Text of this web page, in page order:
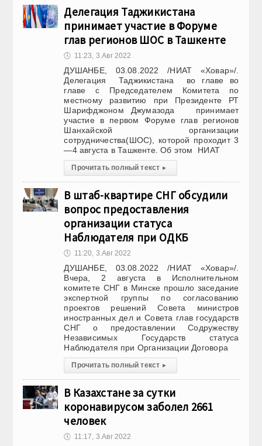
Делегация Таджикистана
принимает участие в Форуме
глав регионов ШОС в Ташкенте
🕔 11:23, 3.Авг 2022
ДУШАНБЕ, 03.08.2022 /НИАТ «Ховар»/.
Делегация Таджикистана во главе во
главе с Председателем Комитета по
местному развитию при Президенте РТ
Шарифджоном Джумазода принимает
участие в первом Форуме глав регионов
Шанхайской организации
сотрудничества(ШОС), которой проходит 3
—4 августа в Ташкенте. Об этом НИАТ
Прочитать полный текст ▸
В штаб-квартире СНГ обсудили
вопрос предоставления
организации статуса
Наблюдателя при ОДКБ
🕔 11:20, 3.Авг 2022
ДУШАНБЕ, 03.08.2022 /НИАТ «Ховар»/.
Вчера, 2 августа в Исполнительном
комитете СНГ в Минске прошло заседание
экспертной группы по согласованию
проектов решений Совета министров
иностранных дел и Совета глав государств
СНГ о предоставлении Содружеству
Независимых Государств статуса
Наблюдателя при Организации Договора
Прочитать полный текст ▸
В Казахстане за сутки
коронавирусом заболел 2661
человек
🕔 11:17, 3.Авг 2022